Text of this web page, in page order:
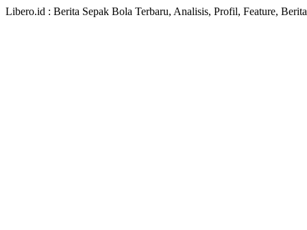
Libero.id : Berita Sepak Bola Terbaru, Analisis, Profil, Feature,